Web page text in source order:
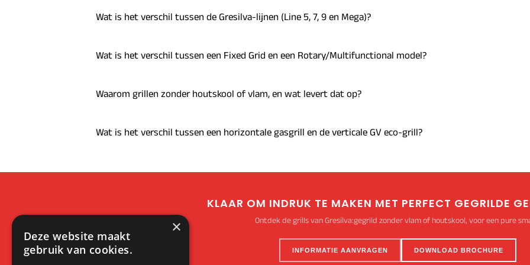
Wat is het verschil tussen de Gresilva-lijnen (Line 5, 7, 9 en Mega)?
Wat is het verschil tussen een Fixed Grid en een Rotary/Multifunctional model?
Waarom grillen zonder houtskool of vlam, en wat levert dat op?
Wat is het verschil tussen een horizontale gasgrill en de verticale GV eco-grill?
KLAAR OM INDRUK TE MAKEN MET PERFECT GEGRILDE
Ontdek de grills van Gresilva:gegrild zonder vlam of houtskool, voor een pure
INFORMATIE AANVRAGEN DOWNLOAD BROCHURE
×
Deze website maakt
gebruik van cookies.